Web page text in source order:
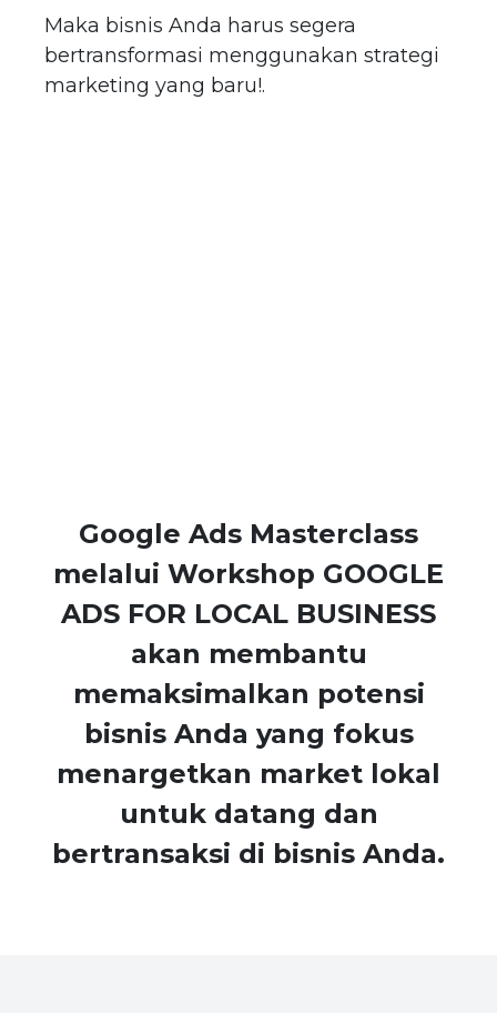
Maka bisnis Anda harus segera
bertransformasi menggunakan strategi
marketing yang baru!.
Google Ads Masterclass
melalui Workshop GOOGLE
ADS FOR LOCAL BUSINESS
akan membantu
memaksimalkan potensi
bisnis Anda yang fokus
menargetkan market lokal
untuk datang dan
bertransaksi di bisnis Anda.